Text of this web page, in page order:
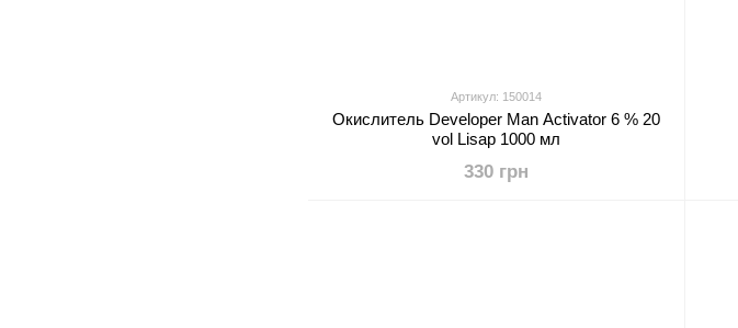
Артикул: 150014
Окислитель Developer Man Activator 6 % 20
vol Lisap 1000 мл
330 грн